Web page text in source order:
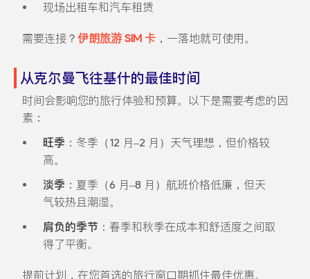
现场出租车和汽车租赁
需要连接？ 伊朗旅游 SIM 卡，一落地就可使用。
从克尔曼飞往基什的最佳时间
时间会影响您的旅行体验和预算。以下是需要考虑的因
素：
旺季 ：冬季（12 月–2 月）天气理想，但价格较
高。
淡季 ：夏季（6 月–8 月）航班价格低廉，但天
气较热且潮湿。
肩负的季节 ：春季和秋季在成本和舒适度之间取
得了平衡。
提前计划，在您首选的旅行窗口期抓住最佳优惠。